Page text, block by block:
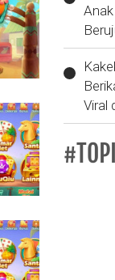
Viral